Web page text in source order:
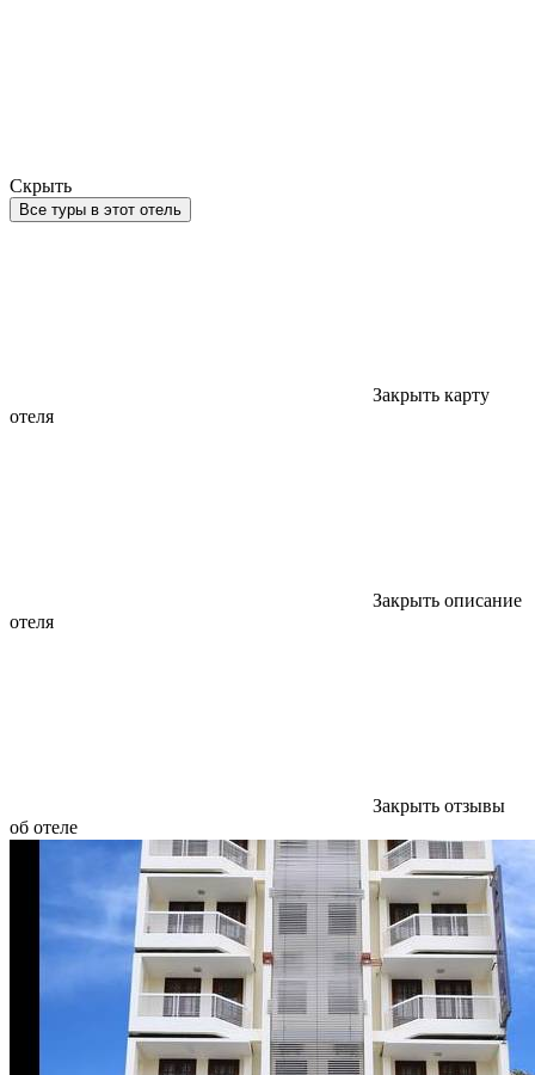
Скрыть
Все туры в этот отель
Закрыть карту
отеля
Закрыть описание
отеля
Закрыть отзывы
об отеле